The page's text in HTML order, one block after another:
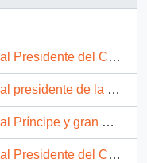
del Consejo de Ministros ]
de la República Italiana]
de la soberana Orden Militar de Malta]
Consejo de Ministros de Italia]